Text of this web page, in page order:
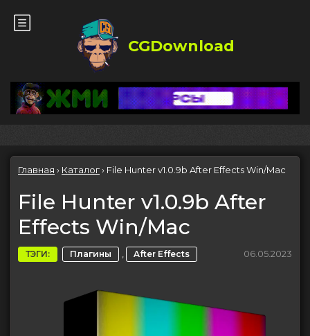
CGDownload
Главная › Каталог› File Hunter v1.0.9b After Effects Win/Mac
File Hunter v1.0.9b After
Effects Win/Mac
ТЭГИ: Плагины , After Effects 06.05.2023